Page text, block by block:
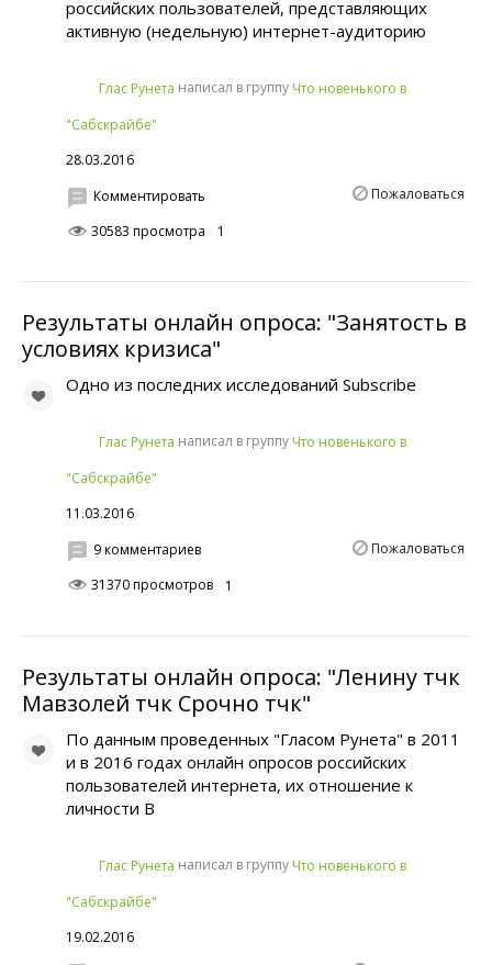
российских пользователей, представляющих
активную (недельную) интернет-аудиторию
Глас Рунета написал в группу Что новенького в
"Сабскрайбе"
28.03.2016
Пожаловаться
Комментировать
30583 просмотра
1
Результаты онлайн опроса: "Занятость в
условиях кризиса"
Одно из последних исследований Subscribe
Глас Рунета написал в группу Что новенького в
"Сабскрайбе"
11.03.2016
Пожаловаться
9 комментариев
31370 просмотров
1
Результаты онлайн опроса: "Ленину тчк
Мавзолей тчк Срочно тчк"
По данным проведенных "Гласом Рунета" в 2011
и в 2016 годах онлайн опросов российских
пользователей интернета, их отношение к
личности В
Глас Рунета написал в группу Что новенького в
"Сабскрайбе"
19.02.2016